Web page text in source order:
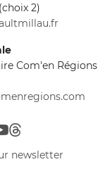
(choix 2)
Com'en Régions
newsletter